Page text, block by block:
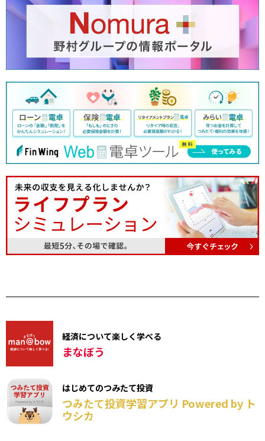
経済について楽しく学べる
まなぼう
はじめてのつみたて投資
つみたて投資学習アプリ Powered by ト
ウシカ